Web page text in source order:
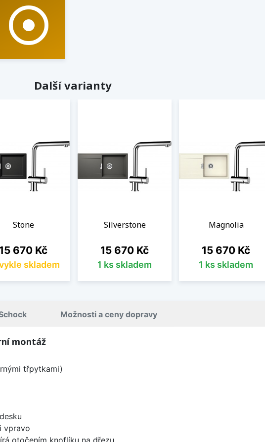
adjust
Další varianty
Stone
Cena
15 670 Kč
skladem
Silverstone
Cena
15 670 Kč
1 ks skladem
Magnolia
Cena
15 670 Kč
1 ks skladem
Možnosti a ceny dopravy
montáž
třpytkami)
vpravo